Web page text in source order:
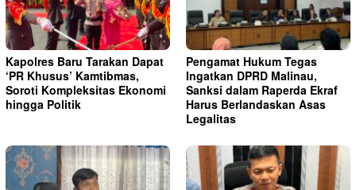
Kapolres Baru Tarakan Dapat
‘PR Khusus’ Kamtibmas,
Soroti Kompleksitas Ekonomi
hingga Politik
Pengamat Hukum Tegas
Ingatkan DPRD Malinau,
Sanksi dalam Raperda Ekraf
Harus Berlandaskan Asas
Legalitas